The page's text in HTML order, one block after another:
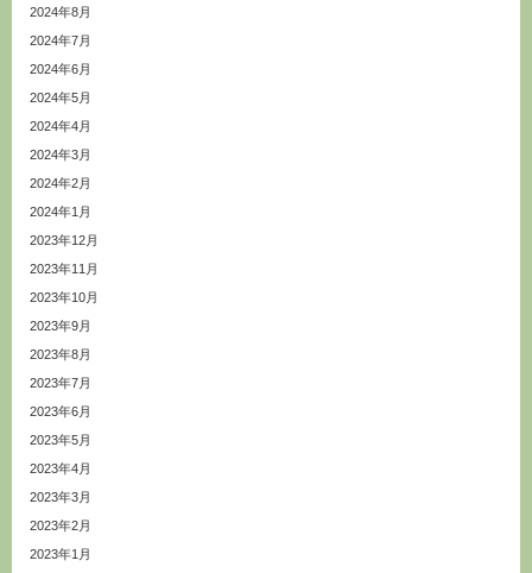
2024年8月
2024年7月
2024年6月
2024年5月
2024年4月
2024年3月
2024年2月
2024年1月
2023年12月
2023年11月
2023年10月
2023年9月
2023年8月
2023年7月
2023年6月
2023年5月
2023年4月
2023年3月
2023年2月
2023年1月